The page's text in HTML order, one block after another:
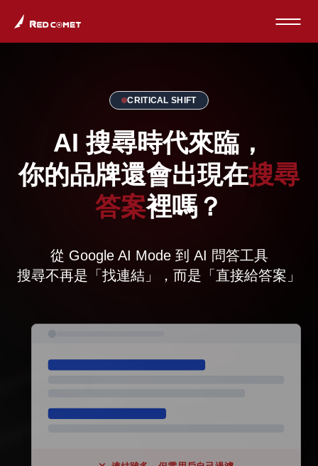
CRITICAL SHIFT
AI 搜尋時代來臨，
你的品牌還會出現在搜尋
答案裡嗎？
從 Google AI Mode 到 AI 問答工具
搜尋不再是「找連結」，而是「直接給答案」